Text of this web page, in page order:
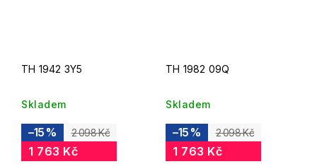
TH 1942 3Y5
Skladem
2 098 Kč
–15 %
1 763 Kč
TH 1982 09Q
Skladem
2 098 Kč
–15 %
1 763 Kč